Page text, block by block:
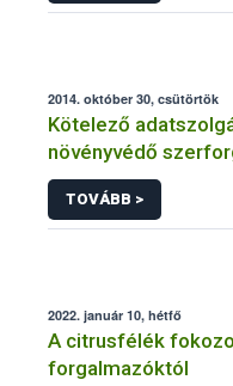
2014. október 30, csütörtök
Kötelező
növényvédő
TOVÁBB >
2022. január 10, hétfő
A citrusfélék
forgalmazóktól